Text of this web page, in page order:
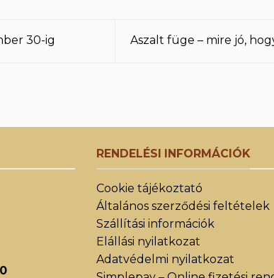
30-ig Aszalt füge – mire jó,
RENDELÉSI INFORMÁCIÓK
Cookie tájékoztató
Általános szerződési feltételek
Szállítási információk
Elállási nyilatkozat
Adatvédelmi nyilatkozat